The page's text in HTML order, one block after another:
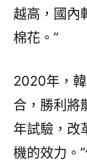
越高，國內
棉花。”
2020年，
合，勝利將
年試驗，改
機的效力。”